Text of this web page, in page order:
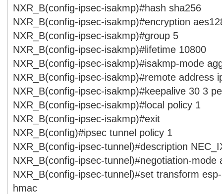
NXR_B(config-ipsec-isakmp)#hash sha256
NXR_B(config-ipsec-isakmp)#encryption
NXR_B(config-ipsec-isakmp)#group 5
NXR_B(config-ipsec-isakmp)#lifetime 10800
NXR_B(config-ipsec-isakmp)#isakmp-mode
NXR_B(config-ipsec-isakmp)#remote address
NXR_B(config-ipsec-isakmp)#keepalive 30 3
NXR_B(config-ipsec-isakmp)#local policy 1
NXR_B(config-ipsec-isakmp)#exit
NXR_B(config)#ipsec tunnel policy 1
NXR_B(config-ipsec-tunnel)#description
NXR_B(config-ipsec-tunnel)#negotiation-mode
NXR_B(config-ipsec-tunnel)#set transform
hmac